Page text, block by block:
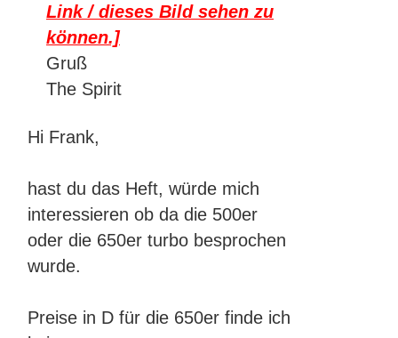
Link / dieses Bild sehen zu
können.]
Gruß
The Spirit
Hi Frank,
hast du das Heft, würde mich
interessieren ob da die 500er
oder die 650er turbo besprochen
wurde.
Preise in D für die 650er finde ich